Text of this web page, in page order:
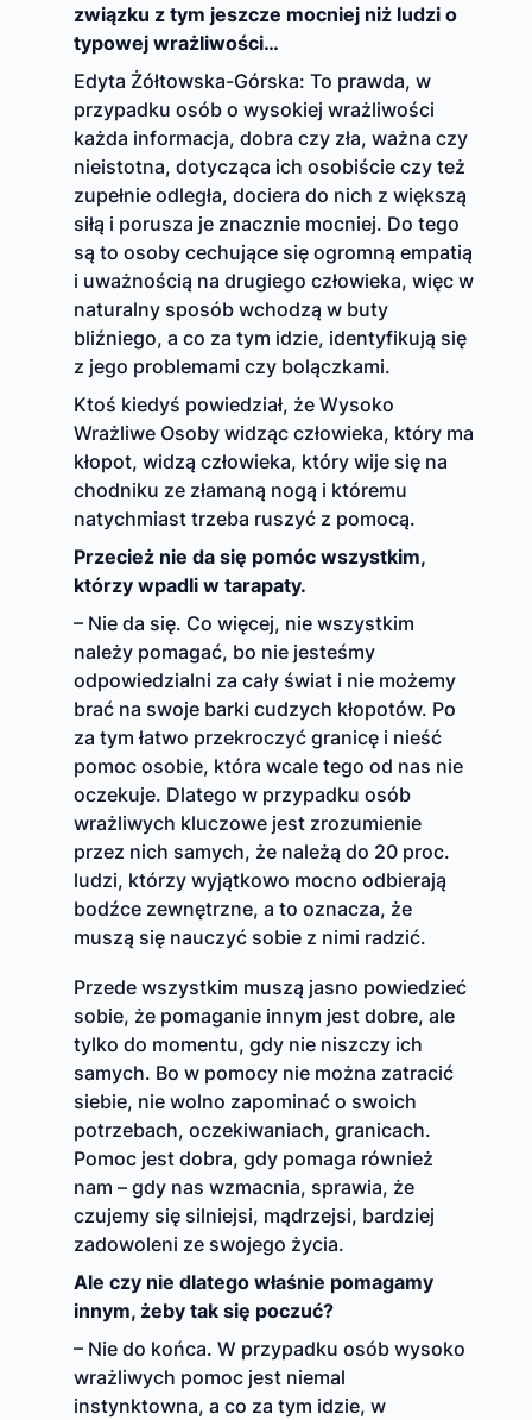
związku z tym jeszcze mocniej niż ludzi o
typowej wrażliwości…
Edyta Żółtowska-Górska: To prawda, w
przypadku osób o wysokiej wrażliwości
każda informacja, dobra czy zła, ważna czy
nieistotna, dotycząca ich osobiście czy też
zupełnie odległa, dociera do nich z większą
siłą i porusza je znacznie mocniej. Do tego
są to osoby cechujące się ogromną empatią
i uważnością na drugiego człowieka, więc w
naturalny sposób wchodzą w buty
bliźniego, a co za tym idzie, identyfikują się
z jego problemami czy bolączkami.
Ktoś kiedyś powiedział, że Wysoko
Wrażliwe Osoby widząc człowieka, który ma
kłopot, widzą człowieka, który wije się na
chodniku ze złamaną nogą i któremu
natychmiast trzeba ruszyć z pomocą.
Przecież nie da się pomóc wszystkim,
którzy wpadli w tarapaty.
– Nie da się. Co więcej, nie wszystkim
należy pomagać, bo nie jesteśmy
odpowiedzialni za cały świat i nie możemy
brać na swoje barki cudzych kłopotów. Po
za tym łatwo przekroczyć granicę i nieść
pomoc osobie, która wcale tego od nas nie
oczekuje. Dlatego w przypadku osób
wrażliwych kluczowe jest zrozumienie
przez nich samych, że należą do 20 proc.
ludzi, którzy wyjątkowo mocno odbierają
bodźce zewnętrzne, a to oznacza, że
muszą się nauczyć sobie z nimi radzić.
Przede wszystkim muszą jasno powiedzieć
sobie, że pomaganie innym jest dobre, ale
tylko do momentu, gdy nie niszczy ich
samych. Bo w pomocy nie można zatracić
siebie, nie wolno zapominać o swoich
potrzebach, oczekiwaniach, granicach.
Pomoc jest dobra, gdy pomaga również
nam – gdy nas wzmacnia, sprawia, że
czujemy się silniejsi, mądrzejsi, bardziej
zadowoleni ze swojego życia.
Ale czy nie dlatego właśnie pomagamy
innym, żeby tak się poczuć?
– Nie do końca. W przypadku osób wysoko
wrażliwych pomoc jest niemal
instynktowna, a co za tym idzie, w